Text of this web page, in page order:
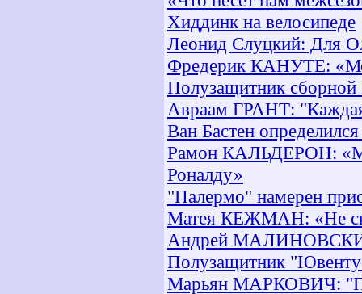
Хиддинк на велосипеде
Леонид Слуцкий: Для
Фредерик КАНУТЕ:
Полузащитник
Авраам ГРАНТ:
Ван Бастен
Рамон КАЛЬДЕРОН: «Мы
Роналду»
"Палермо" намерен
Матея КЕЖМАН: «Не
Андрей
Полузащитник
Марьян МАРКОВИЧ: